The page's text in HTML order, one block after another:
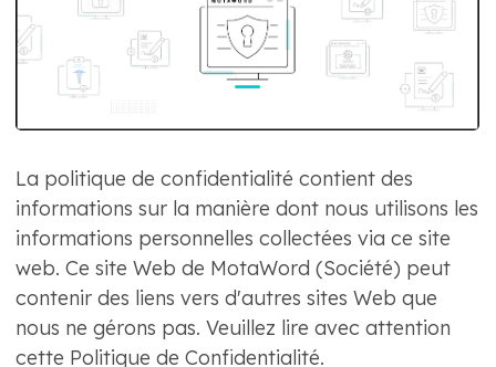
La politique de confidentialité contient des
informations sur la manière dont nous utilisons les
informations personnelles collectées via ce site
web. Ce site Web de MotaWord (Société) peut
contenir des liens vers d'autres sites Web que
nous ne gérons pas. Veuillez lire avec attention
cette Politique de Confidentialité.